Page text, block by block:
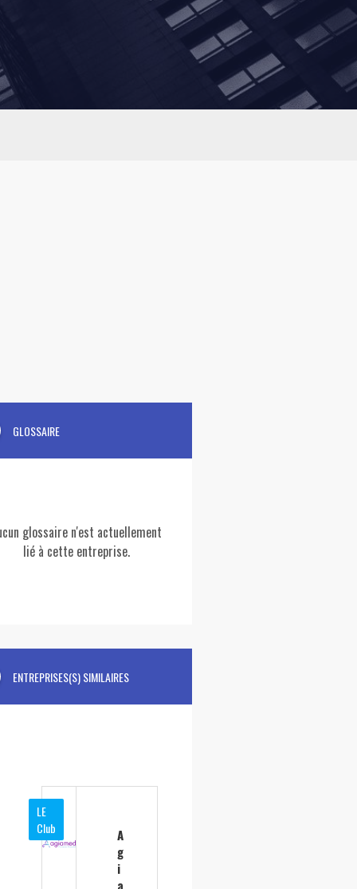
GLOSSAIRE
glossaire n'est actuellement
lié à cette entreprise.
ENTREPRISES(S) SIMILAIRES
LE
Club
A
g
i
a